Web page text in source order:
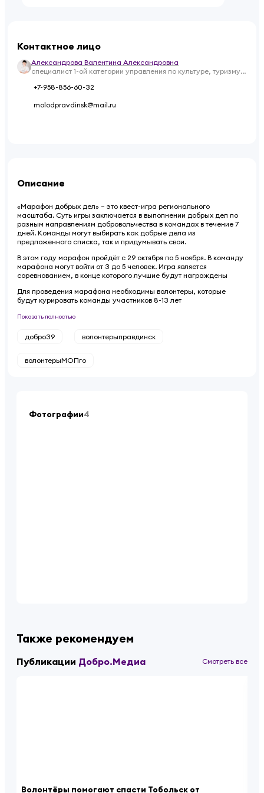
Контактное лицо
Александрова Валентина Александровна
специалист 1-ой категории управления по культуре, туризму,
+7-958-856-60-32
molodpravdinsk@mail.ru
Описание
«Марафон добрых дел» – это квест-игра регионального
масштаба. Суть игры заключается в выполнении добрых дел по
разным направлениям добровольчества в командах в течение 7
дней. Команды могут выбирать как добрые дела из
предложенного списка, так и придумывать свои.
В этом году марафон пройдёт с 29 октября по 5 ноября. В команду
марафона могут войти от 3 до 5 человек. Игра является
соревнованием, в конце которого лучшие будут награждены
Для проведения марафона необходимы волонтеры, которые
будут курировать команды участников 8-13 лет
Показать полностью
добро39 волонтерыправдинск
волонтерыМОПго
Фотографии4
Также рекомендуем
Публикации Добро.Медиа Смотреть все
Волонтёры помогают спасти Тобольск от